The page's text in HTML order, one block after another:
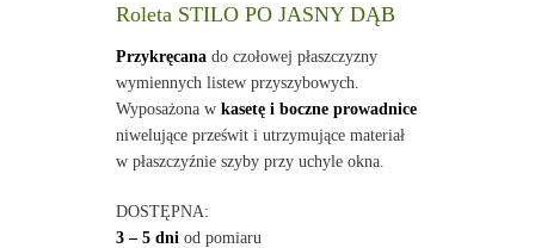
Roleta STILO PO JASNY DĄB
Przykręcanado czołowej płaszczyzny
wymiennych listew przyszybowych.
Wyposażona w kasetę i boczne prowadnice
niwelujące prześwit i utrzymujące materiał
w płaszczyźnie szyby przy uchyle okna.
DOSTĘPNA:
3 – 5 dni od pomiaru